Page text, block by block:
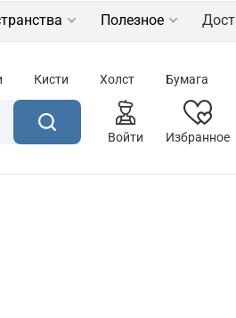
Полезное
Кисти Холст Бумага
Войти Избранное